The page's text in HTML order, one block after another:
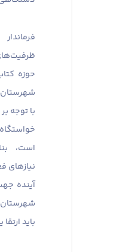
حوزه
شهرستان
با توجه
است،
نیازهای
آینده
شهرستان
باید ارتقا